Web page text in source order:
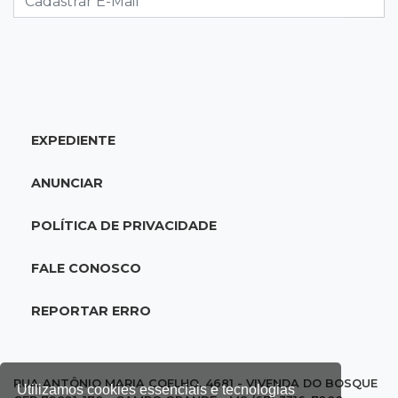
Utilizamos cookies essenciais e tecnologias
17:21Brasileirão feminino
com dois gols de Raquel
Grêmio vira sobre São Paulo com gol de falta
com rajadas de até 60 km/h em MS
EXPEDIENTE
ANUNCIAR
POLÍTICA DE PRIVACIDADE
FALE CONOSCO
REPORTAR ERRO
RUA ANTÔNIO MARIA COELHO, 4681 - VIVENDA DO BOSQUE